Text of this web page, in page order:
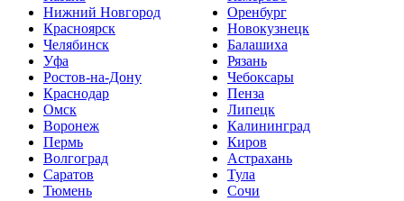
Нижний Новгород
Красноярск
Челябинск
Уфа
Ростов-на-Дону
Краснодар
Омск
Воронеж
Пермь
Волгоград
Саратов
Тюмень
Оренбург
Новокузнецк
Балашиха
Рязань
Чебоксары
Пенза
Липецк
Калининград
Киров
Астрахань
Тула
Сочи